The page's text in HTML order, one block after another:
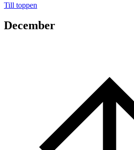
Till toppen
December